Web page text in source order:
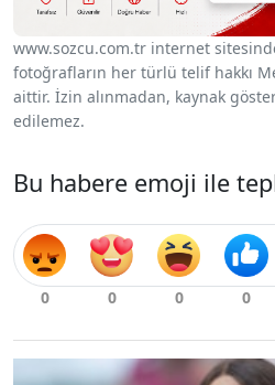
www.sozcu.com.tr internet
fotoğrafların her türlü telif hakkı
aittir. İzin alınmadan, kaynak
edilemez.
Bu habere emoji ile